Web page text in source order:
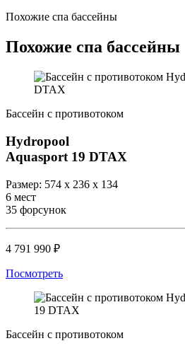
Похожие спа бассейны
Похожие спа бассейны
Бассейн с противотоком
Hydropool
Aquasport 19 DTAX
Размер: 574 х 236 х 134
6 мест
35 форсунок
4 791 990 ₽
Посмотреть
Бассейн с противотоком